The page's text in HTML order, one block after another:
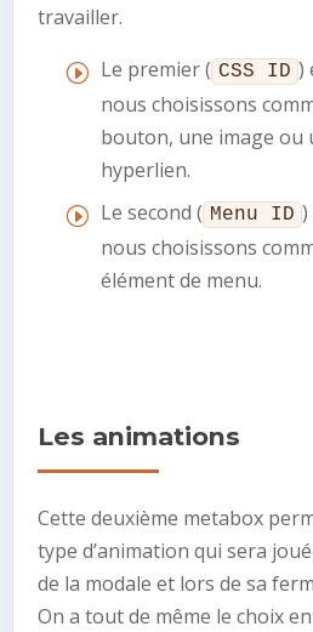
travailler.
Le premier ( CSS ID )
nous choisissons
bouton, une image ou
hyperlien.
Le second ( Menu ID
nous choisissons
élément de menu.
Les animations
Cette deuxième metabox
type d’animation qui sera
de la modale et lors de sa
On a tout de même le choix